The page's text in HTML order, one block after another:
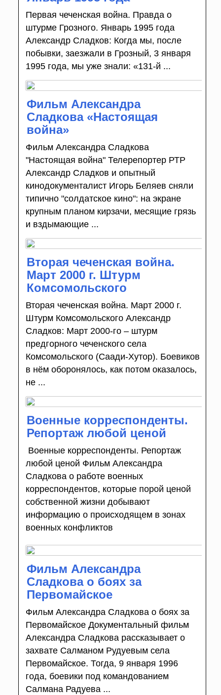
Первая чеченская война. Правда о
штурме Грозного. Январь 1995 года
Александр Сладков: Когда мы, после
побывки, заезжали в Грозный, 3 января
1995 года, мы уже знали: «131-й ...
Фильм Александра
Сладкова «Настоящая
война»
Фильм Александра Сладкова
"Настоящая война" Телерепортер РТР
Александр Сладков и опытный
кинодокументалист Игорь Беляев сняли
типично "солдатское кино": на экране
крупным планом кирзачи, месящие грязь
и вздымающие ...
Вторая чеченская война.
Март 2000 г. Штурм
Комсомольского
Вторая чеченская война. Март 2000 г.
Штурм Комсомольского Александр
Сладков: Март 2000-го – штурм
предгорного чеченского села
Комсомольского (Саади-Хутор). Боевиков
в нём оборонялось, как потом оказалось,
не ...
Военные корреспонденты.
Репортаж любой ценой
Военные корреспонденты. Репортаж
любой ценой Фильм Александра
Сладкова о работе военных
корреспондентов, которые порой ценой
собственной жизни добывают
информацию о происходящем в зонах
военных конфликтов
Фильм Александра
Сладкова о боях за
Первомайское
Фильм Александра Сладкова о боях за
Первомайское Документальный фильм
Александра Сладкова рассказывает о
захвате Салманом Рудуевым села
Первомайское. Тогда, 9 января 1996
года, боевики под командованием
Салмана Радуева ...